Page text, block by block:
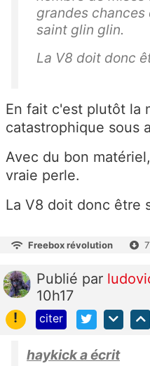
grandes
saint glin glin.
La V8 doit donc
En fait c'est plutôt la
catastrophique sous
Avec du bon
vraie perle.
La V8 doit donc être
Freebox révolution
Publié par
10h17
!
citer
haykick a écrit